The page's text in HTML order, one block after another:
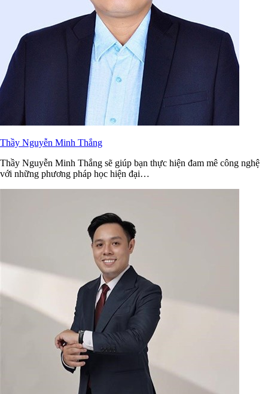
Thầy Nguyễn Minh Thắng
Thầy Nguyễn Minh Thắng sẽ giúp bạn thực hiện đam mê công nghệ
với những phương pháp học hiện đại…